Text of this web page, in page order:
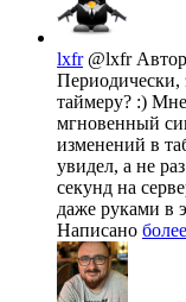
lxfr @lxfr
Периодически,
таймеру? :)
мгновенный
изменений в
увидел, а не
секунд на
даже руками в
Написано